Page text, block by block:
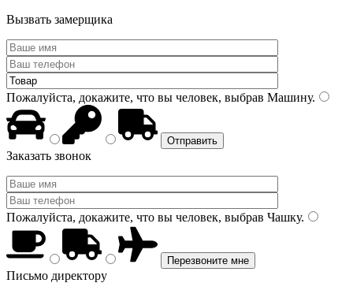
Вызвать замерщика
Пожалуйста, докажите, что вы человек, выбрав Машину.
Заказать звонок
Пожалуйста, докажите, что вы человек, выбрав Чашку.
Письмо директору